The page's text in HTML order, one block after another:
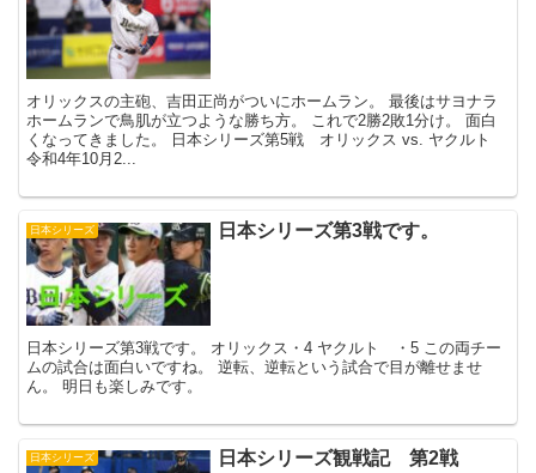
オリックスの主砲、吉田正尚がついにホームラン。 最後はサヨナラ
ホームランで鳥肌が立つような勝ち方。 これで2勝2敗1分け。 面白
くなってきました。 日本シリーズ第5戦 オリックス vs. ヤクルト
令和4年10月2...
日本シリーズ 日本シリーズ第3戦です。
日本シリーズ第3戦です。 オリックス・4 ヤクルト ・5 この両チー
ムの試合は面白いですね。 逆転、逆転という試合で目が離せませ
ん。 明日も楽しみです。
日本シリーズ 日本シリーズ観戦記 第2戦